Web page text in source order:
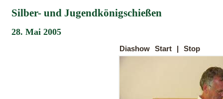
Silber- und Jugendkönigschießen
28. Mai 2005
Diashow Start Stop